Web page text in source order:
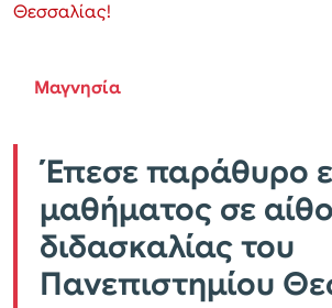
Θεσσαλίας!
Μαγνησία
Έπεσε παράθυρο
μαθήματος σε
διδασκαλίας του
Πανεπιστημίου